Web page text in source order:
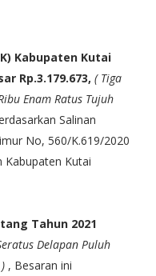
Kabupaten Kutai
Rp.3.179.673, ( Tiga
Enam Ratus Tujuh
Salinan
No, 560/K.619/2020
Kutai
Tahun 2021
Delapan Puluh
, Besaran ini